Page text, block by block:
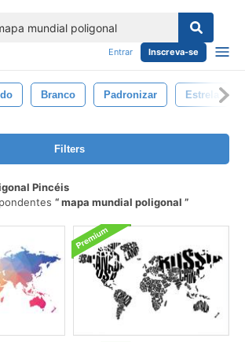
Entrar Inscreva-se
Branco Padronizar Estrela
Filters
Pincéis
mapa mundial poligonal